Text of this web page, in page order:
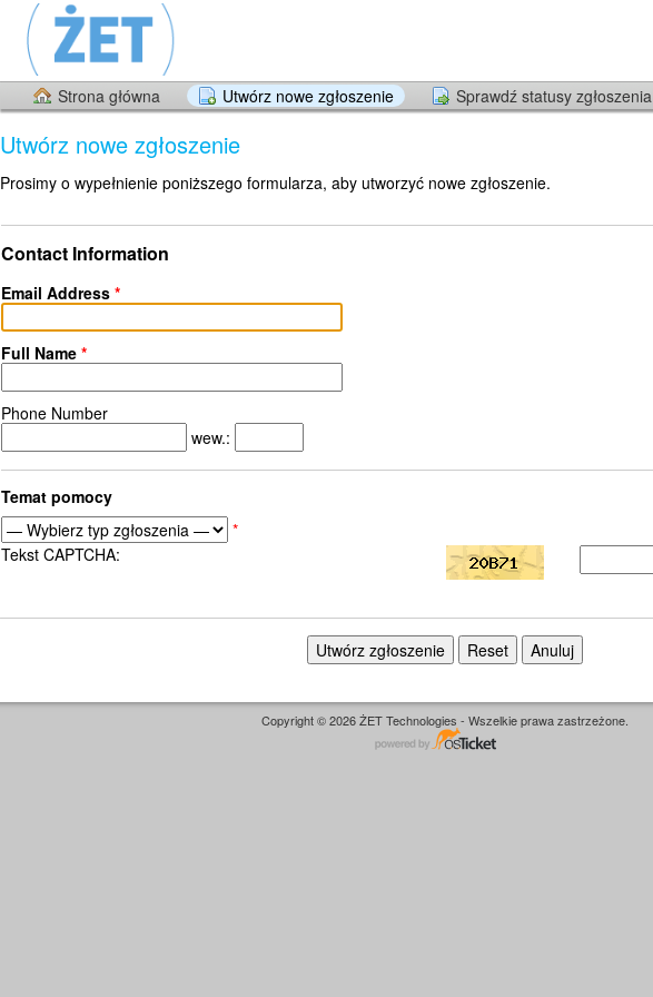
Strona główna Utwórz nowe zgłoszenie Sprawdź statusy zgłoszenia
Utwórz nowe zgłoszenie
Prosimy o wypełnienie poniższego formularza, aby utworzyć nowe zgłoszenie.
Contact Information
Email Address *
Full Name *
Phone Number
wew.:
Temat pomocy
*
Tekst CAPTCHA:
Copyright © 2026 ŻET Technologies - Wszelkie prawa zastrzeżone.